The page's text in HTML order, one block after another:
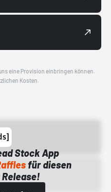
eine Provision einbringen können.
Kosten.
Stock App
für diesen